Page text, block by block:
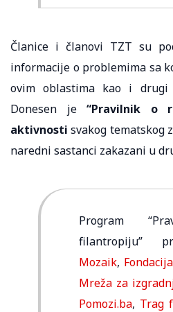
Članice i članovi TZT su
informacije o problemima sa
ovim oblastima kao i drugi
Donesen je“Pravilnik o
aktivnostisvakog tematskog
naredni sastanci zakazani u
Program
filantropiju”
Mozaik,
Mreža za
Pomozi.ba, Trag